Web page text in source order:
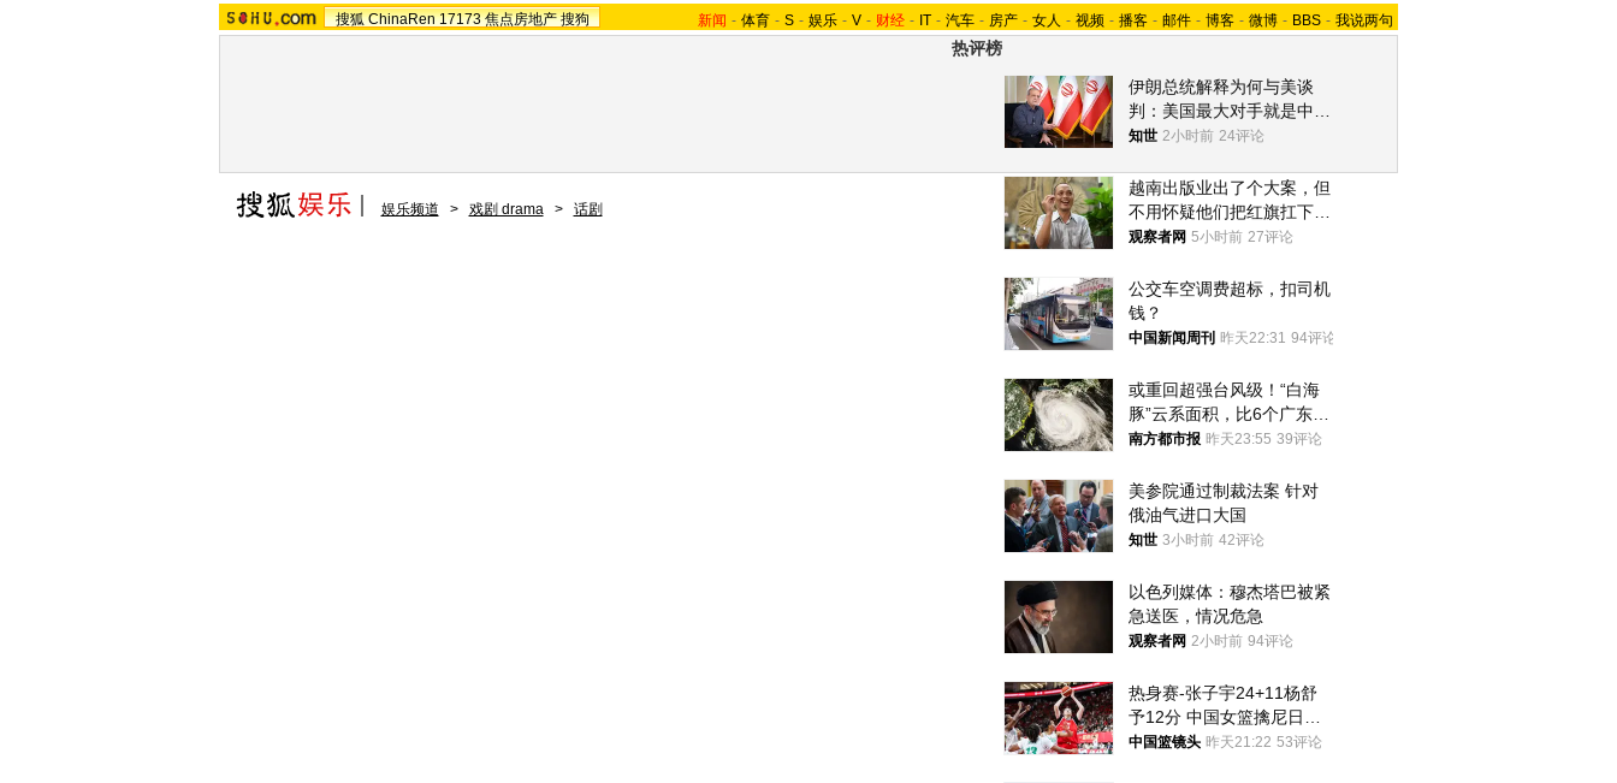
搜狐 ChinaRen 17173 焦点房地产 搜狗 新闻 - 体育 - S - 娱乐 - V - 财经 - IT - 汽车 - 房产 - 女人 - 视频 - 播客 - 邮件 - 博客 - 微博 - BBS - 我说两句
热评榜
伊朗总统解释为何与美谈
判：美国最大对手就是中
国，但他们也在对话
知世 2小时前 24评论
越南出版业出了个大案，但
不用怀疑他们把红旗扛下去
的决心
观察者网 5小时前 27评论
公交车空调费超标，扣司机
钱？
中国新闻周刊 昨天22:31 94评论
或重回超强台风级！“白海
豚”云系面积，比6个广东还
大！深圳官方：注意这件事
南方都市报 昨天23:55 39评论
美参院通过制裁法案 针对
俄油气进口大国
知世 3小时前 42评论
以色列媒体：穆杰塔巴被紧
急送医，情况危急
观察者网 2小时前 94评论
热身赛-张子宇24+11杨舒
予12分 中国女篮擒尼日利
亚
中国篮镜头 昨天21:22 53评论
娱乐频道 > 戏剧 drama > 话剧